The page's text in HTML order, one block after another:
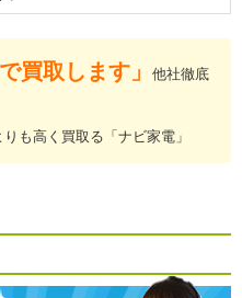
買取します」
他社徹底
も高く買取る「ナビ家電」